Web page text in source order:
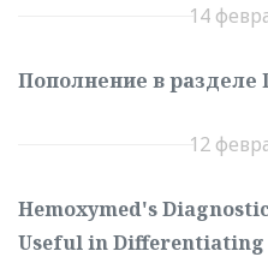
14
Пополнение в разделе
12
Hemoxymed's
Useful in